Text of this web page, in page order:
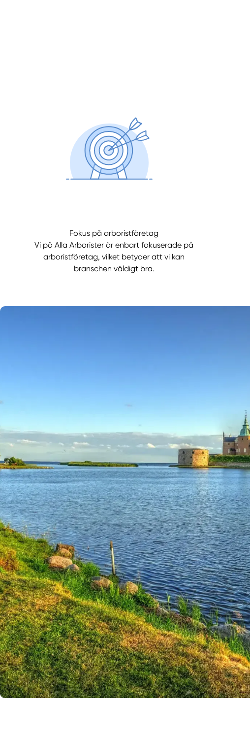
Fokus på arboristföretag
Vi på Alla Arborister är enbart fokuserade på
arboristföretag, vilket betyder att vi kan
branschen väldigt bra.